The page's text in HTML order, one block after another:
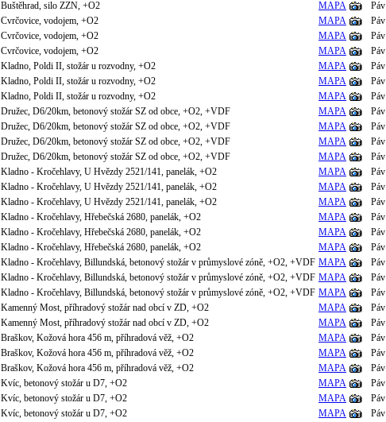
Buštěhrad, silo ZZN, +O2 MAPA
Páv
Cvrčovice, vodojem, +O2 MAPA
Páv
Cvrčovice, vodojem, +O2 MAPA
Páv
Cvrčovice, vodojem, +O2 MAPA
Páv
Kladno, Poldi II, stožár u rozvodny, +O2 MAPA
Páv
Kladno, Poldi II, stožár u rozvodny, +O2 MAPA
Páv
Kladno, Poldi II, stožár u rozvodny, +O2 MAPA
Páv
Družec, D6/20km, betonový stožár SZ od obce, +O2, +VDF MAPA
Páv
Družec, D6/20km, betonový stožár SZ od obce, +O2, +VDF MAPA
Páv
Družec, D6/20km, betonový stožár SZ od obce, +O2, +VDF MAPA
Páv
Družec, D6/20km, betonový stožár SZ od obce, +O2, +VDF MAPA
Páv
Kladno - Kročehlavy, U Hvězdy 2521/141, panelák, +O2 MAPA
Páv
Kladno - Kročehlavy, U Hvězdy 2521/141, panelák, +O2 MAPA
Páv
Kladno - Kročehlavy, U Hvězdy 2521/141, panelák, +O2 MAPA
Páv
Kladno - Kročehlavy, Hřebečská 2680, panelák, +O2 MAPA
Páv
Kladno - Kročehlavy, Hřebečská 2680, panelák, +O2 MAPA
Páv
Kladno - Kročehlavy, Hřebečská 2680, panelák, +O2 MAPA
Páv
Kladno - Kročehlavy, Billundská, betonový stožár v průmyslové zóně, +O2, +VDF MAPA
Páv
Kladno - Kročehlavy, Billundská, betonový stožár v průmyslové zóně, +O2, +VDF MAPA
Páv
Kladno - Kročehlavy, Billundská, betonový stožár v průmyslové zóně, +O2, +VDF MAPA
Páv
Kamenný Most, příhradový stožár nad obcí v ZD, +O2 MAPA
Páv
Kamenný Most, příhradový stožár nad obcí v ZD, +O2 MAPA
Páv
Braškov, Kožová hora 456 m, příhradová věž, +O2 MAPA
Páv
Braškov, Kožová hora 456 m, příhradová věž, +O2 MAPA
Páv
Braškov, Kožová hora 456 m, příhradová věž, +O2 MAPA
Páv
Kvíc, betonový stožár u D7, +O2 MAPA
Páv
Kvíc, betonový stožár u D7, +O2 MAPA
Páv
Kvíc, betonový stožár u D7, +O2 MAPA
Páv